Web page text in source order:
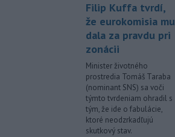
Filip Kuffa tvrdí,
že eurokomisia mu
dala za pravdu pri
zonácii
Minister životného
prostredia Tomáš Taraba
(nominant SNS) sa voči
týmto tvrdeniam ohradil s
tým, že ide o fabulácie,
ktoré neodzrkadľujú
skutkový stav.